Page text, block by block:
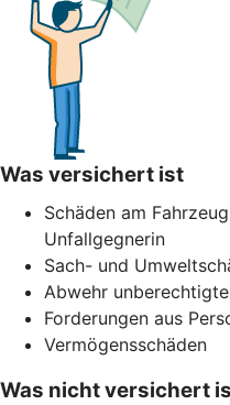
Was versichert ist
Schäden am
Unfallgegnerin
Sach- und
Abwehr
Forderungen aus
Vermögensschäden
Was nicht versichert